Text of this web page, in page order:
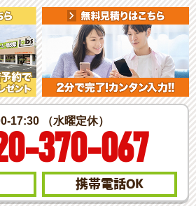
17:30 （水曜定休）
370-067
携帯電話OK